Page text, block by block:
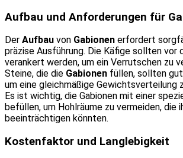
Aufbau und Anforderungen für
Der Aufbau von Gabionen erfordert
präzise Ausführung. Die Käfige sollten vor
verankert werden, um ein Verrutschen zu
Steine, die die Gabionen füllen, sollten
um eine gleichmäßige Gewichtsverteilung
Es ist wichtig, die Gabionen mit einer
befüllen, um Hohlräume zu vermeiden, die
beeinträchtigen könnten.
Kostenfaktor und Langlebigkeit